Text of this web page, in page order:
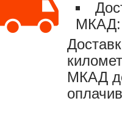
МКАД:
МКАД